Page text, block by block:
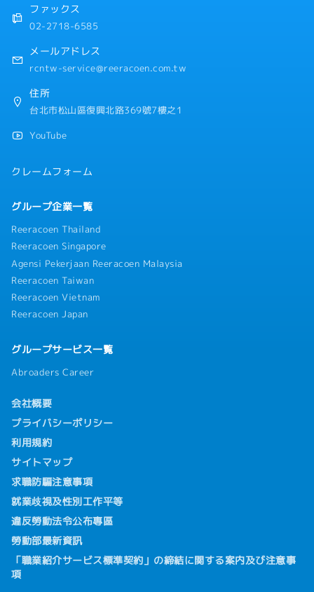
利用）
※2015年は日本、2016年はシンガポール/マレー
シア
ファックス
02-2718-6585
メールアドレス
rcntw-service@reeracoen.com.tw
住所
台北市松山區復興北路369號7樓之1
YouTube
クレームフォーム
グループ企業一覧
Reeracoen Thailand
Reeracoen Singapore
Agensi Pekerjaan Reeracoen Malaysia
Reeracoen Taiwan
Reeracoen Vietnam
Reeracoen Japan
グループサービス一覧
Abroaders Career
会社概要
プライバシーポリシー
利用規約
サイトマップ
求職防騙注意事項
就業歧視及性別工作平等
違反勞動法令公布專區
勞動部最新資訊
「職業紹介サービス標準契約」の締結に関する案内及び注意事
項